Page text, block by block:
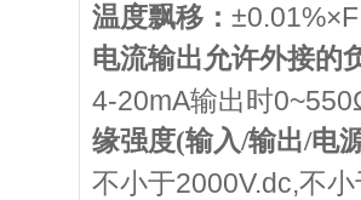
温度飘移：
电流输出允许外接的
4-20mA输出时
缘强度(输入/输出/电
不小于2000V.dc,不